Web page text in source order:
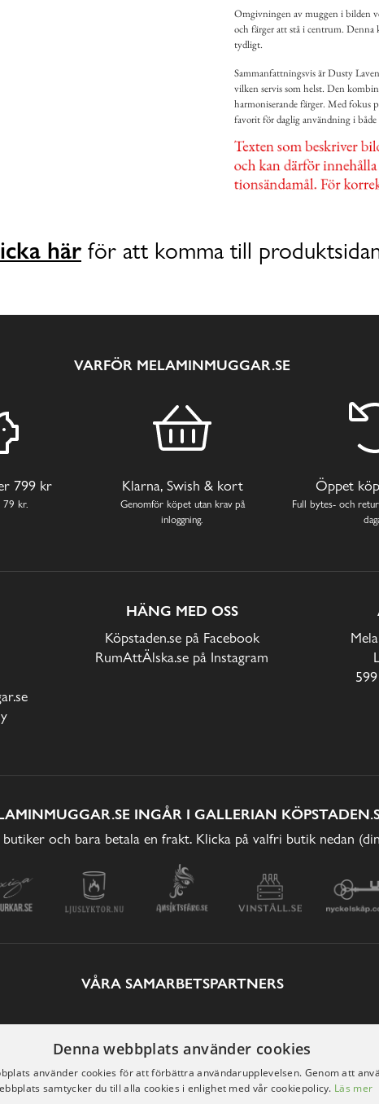
Omgivningen av muggen i bilden
och färger att stå i centrum.
tydligt.
Sammanfattningsvis är Dusty
vilken servis som helst. Den
harmoniserande färger. Med fokus
favorit för daglig användning i
här för att komma till
VARFÖR MELAMINMUGGAR.SE
799 kr
79 kr.
Klarna, Swish & kort
Genomför köpet utan krav på
inloggning.
Öppet
Full bytes- och
HÄNG MED OSS
Köpstaden.se på Facebook
RumAttÄlska.se på Instagram
INGÅR I GALLERIAN
och bara betala en frakt. Klicka på valfri butik nedan
VÅRA SAMARBETSPARTNERS
Denna webbplats använder cookies
använder cookies för att förbättra användarupplevelsen. Genom att
samtycker du till alla cookies i enlighet med vår cookiepolicy. Läs mer